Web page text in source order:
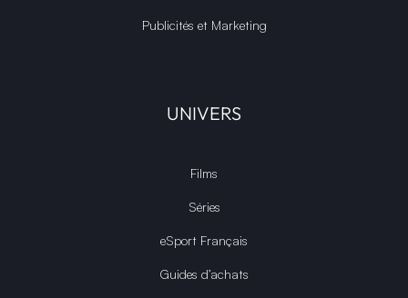
Publicités et Marketing
UNIVERS
Films
Séries
eSport Français
Guides d’achats